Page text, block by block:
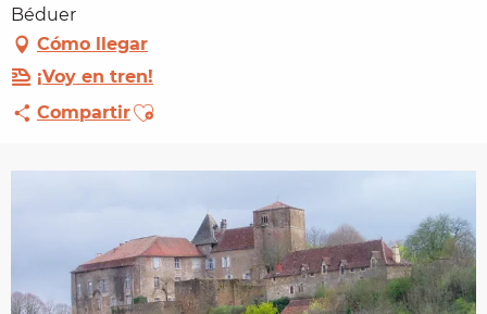
Béduer
Cómo llegar
¡Voy en tren!
CompartirAjouter aux favoris